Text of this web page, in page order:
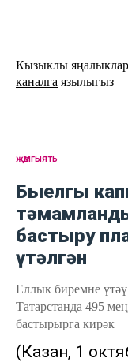
Кызыклы
каналга язылыгыз
җәмгыять
Быелгы
бастыру
үтәлгән
Еллык биремне
Татарстанда 495
бастырырга кирәк
(Казан, 1